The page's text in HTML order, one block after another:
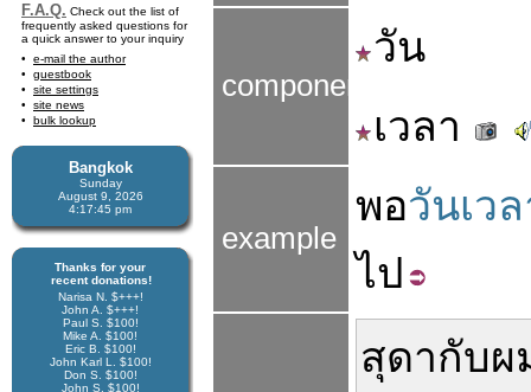
F.A.Q. Check out the list of
frequently asked questions for
a quick answer to your inquiry
e-mail the author
guestbook
site settings
site news
bulk lookup
Bangkok
Sunday
August 9, 2026
4:17:45 pm
Thanks for your
recent donations!
Narisa N. $+++!
John A. $+++!
Paul S. $100!
Mike A. $100!
Eric B. $100!
John Karl L. $100!
Don S. $100!
John S. $100!
components
วัน
เวลา
example
พอวันเว
ไป
สุดากับผ